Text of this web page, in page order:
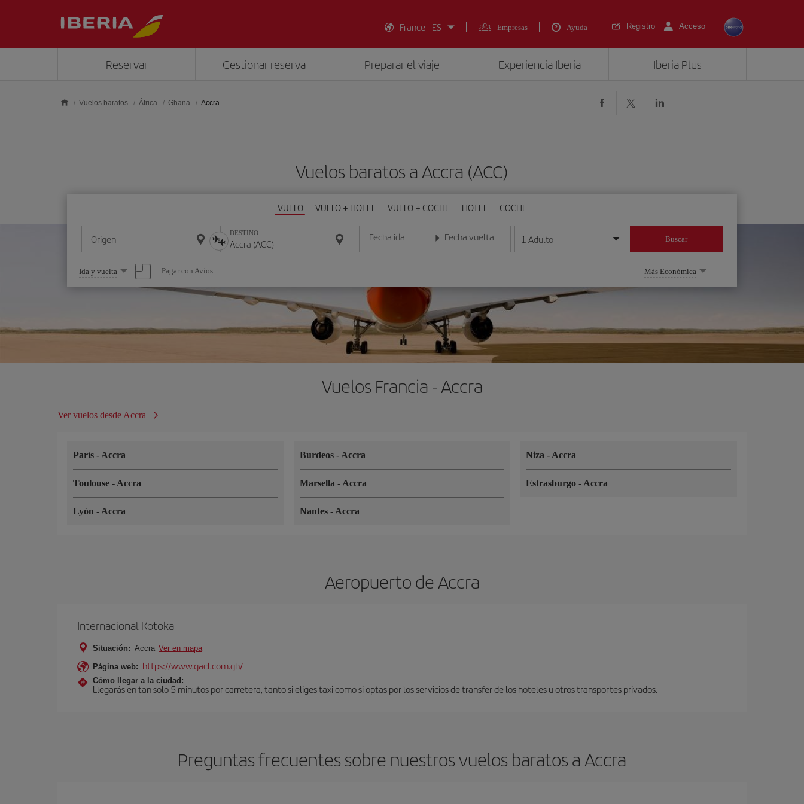
France - ES
Empresas Ayuda Registro Acceso
Reservar Gestionar reserva Preparar el viaje Experiencia Iberia Iberia Plus
Vuelos baratos África Ghana Accra
Vuelos baratos a Accra (ACC)
VUELO VUELO + HOTEL VUELO + COCHE HOTEL COCHE
Origen DESTINO Fecha ida
Introduce la fecha en formato día/mes/año
Fecha vuelta
Introduce la fecha en formato día/mes/año
1 Adulto Buscar
Seleccione
una
opción
Ida y vuelta Pagar con Avios Más Económica
Vuelos Francia - Accra
Ver vuelos desde Accra
París - Accra
Toulouse - Accra
Lyón - Accra
Burdeos - Accra
Marsella - Accra
Nantes - Accra
Niza- Accra
Estrasburgo- Accra
Aeropuerto de Accra
Internacional Kotoka
Situación: Accra Ver en mapa
Página web: https://www.gacl.com.gh/
Cómo llegar a la ciudad:
Llegarás en tan solo 5 minutos por carretera, tanto si eliges taxi como si optas por los servicios de transfer de los hoteles u otros transportes privados.
Preguntas frecuentes sobre nuestros vuelos baratos a Accra